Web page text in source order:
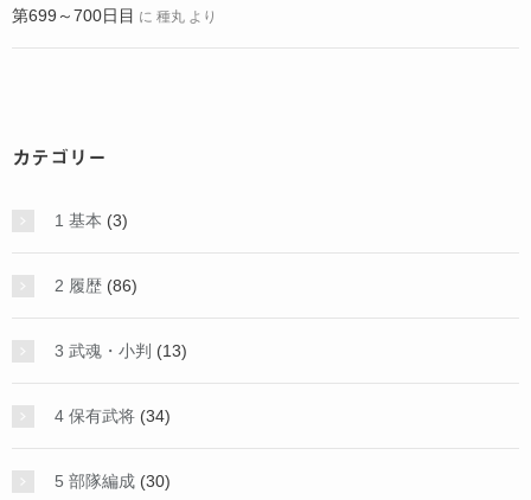
第699～700日目 に 種丸 より
カテゴリー
1 基本 (3)
2 履歴 (86)
3 武魂・小判 (13)
4 保有武将 (34)
5 部隊編成 (30)